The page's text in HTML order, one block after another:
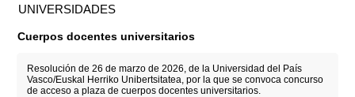
UNIVERSIDADES
Cuerpos docentes universitarios
Resolución de 26 de marzo de 2026, de la Universidad del País
Vasco/Euskal Herriko Unibertsitatea, por la que se convoca concurso
de acceso a plaza de cuerpos docentes universitarios.